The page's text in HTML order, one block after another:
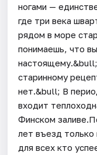
ногами —
где три века
рядом в море
понимаешь, что
старинному
нет.&bull; В
входит
Финском
лет въезд только
для всех кто